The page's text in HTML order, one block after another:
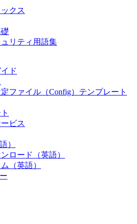
クス
リティ用語集
ド
ファイル（Config）テンプレート
ビス
）
ロード（英語）
（英語）